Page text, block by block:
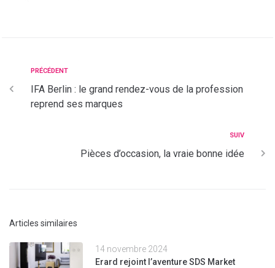
PRÉCÉDENT
IFA Berlin : le grand rendez-vous de la profession
reprend ses marques
SUIV
Pièces d’occasion, la vraie bonne idée
Articles similaires
14 novembre 2024
Erard rejoint l’aventure SDS Market